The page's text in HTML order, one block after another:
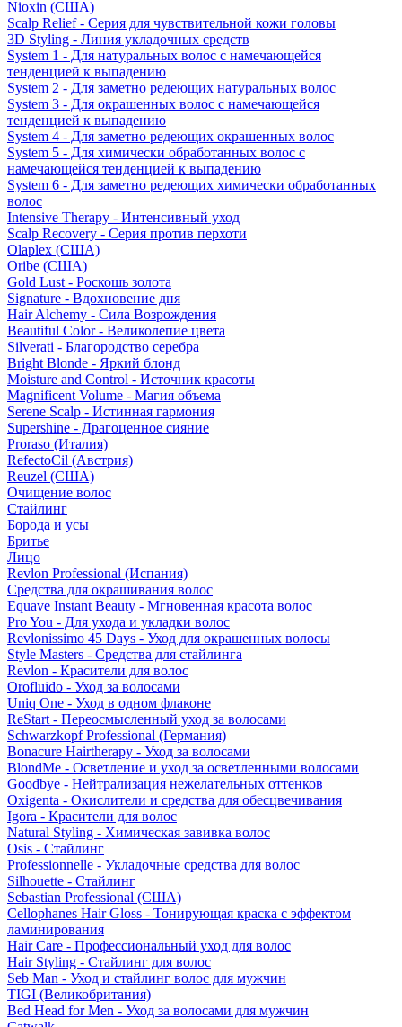
Nioxin (США)
Scalp Relief - Серия для чувствительной кожи головы
3D Styling - Линия укладочных средств
System 1 - Для натуральных волос с намечающейся
тенденцией к выпадению
System 2 - Для заметно редеющих натуральных волос
System 3 - Для окрашенных волос с намечающейся
тенденцией к выпадению
System 4 - Для заметно редеющих окрашенных волос
System 5 - Для химически обработанных волос с
намечающейся тенденцией к выпадению
System 6 - Для заметно редеющих химически обработанных
волос
Intensive Therapy - Интенсивный уход
Scalp Recovery - Серия против перхоти
Olaplex (США)
Oribe (США)
Gold Lust - Роскошь золота
Signature - Вдохновение дня
Hair Alchemy - Сила Возрождения
Beautiful Color - Великолепие цвета
Silverati - Благородство серебра
Bright Blonde - Яркий блонд
Moisture and Control - Источник красоты
Magnificent Volume - Магия объема
Serene Scalp - Истинная гармония
Supershine - Драгоценное сияние
Proraso (Италия)
RefectoCil (Австрия)
Reuzel (США)
Очищение волос
Стайлинг
Борода и усы
Бритье
Лицо
Revlon Professional (Испания)
Средства для окрашивания волос
Equave Instant Beauty - Мгновенная красота волос
Pro You - Для ухода и укладки волос
Revlonissimo 45 Days - Уход для окрашенных волосы
Style Masters - Средства для стайлинга
Revlon - Красители для волос
Orofluido - Уход за волосами
Uniq One - Уход в одном флаконе
ReStart - Переосмысленный уход за волосами
Schwarzkopf Professional (Германия)
Bonacure Hairtherapy - Уход за волосами
BlondMe - Осветление и уход за осветленными волосами
Goodbye - Нейтрализация нежелательных оттенков
Oxigenta - Окислители и средства для обесцвечивания
Igora - Красители для волос
Natural Styling - Химическая завивка волос
Osis - Стайлинг
Professionnelle - Укладочные средства для волос
Silhouette - Стайлинг
Sebastian Professional (США)
Cellophanes Hair Gloss - Тонирующая краска с эффектом
ламинирования
Hair Care - Профессиональный уход для волос
Hair Styling - Стайлинг для волос
Seb Man - Уход и стайлинг волос для мужчин
TIGI (Великобритания)
Bed Head for Men - Уход за волосами для мужчин